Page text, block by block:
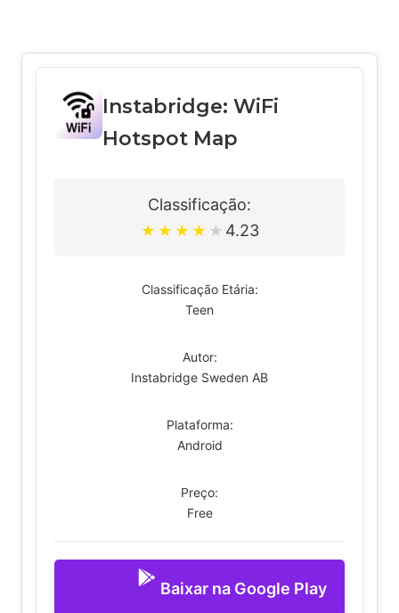
Instabridge: WiFi
Hotspot Map
Classificação:
★ ★ ★ ★ ★ 4.23
Classificação Etária:
Teen
Autor:
Instabridge Sweden AB
Plataforma:
Android
Preço:
Free
Baixar na Google Play